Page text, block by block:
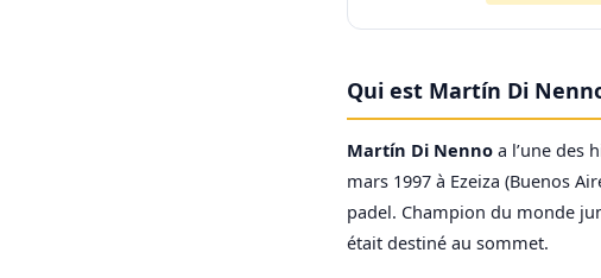
Qui est Martín Di
Martín Di Nenno a l’une des
mars 1997 à Ezeiza (Buenos
padel. Champion du monde
était destiné au sommet.